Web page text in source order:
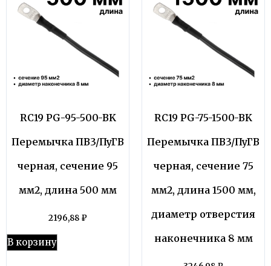
RC19 PG-95-500-BK
Перемычка ПВ3/ПуГВ
черная, сечение 95
мм2, длина 500 мм
2196,88 ₽
В корзину
RC19 PG-75-1500-BK
Перемычка ПВ3/ПуГВ
черная, сечение 75
мм2, длина 1500 мм,
диаметр отверстия
наконечника 8 мм